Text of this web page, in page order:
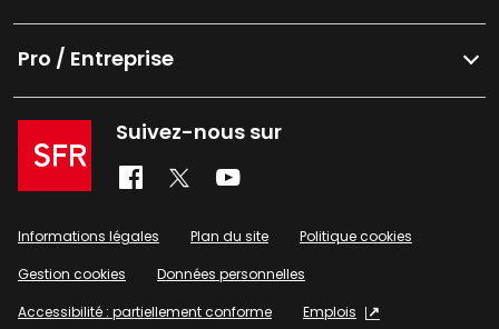
Pro / Entreprise
Suivez-nous sur
Informations légales Plan du site
Politique cookies
Gestion cookies
Données personnelles
Accessibilité : partiellement conforme
Emplois